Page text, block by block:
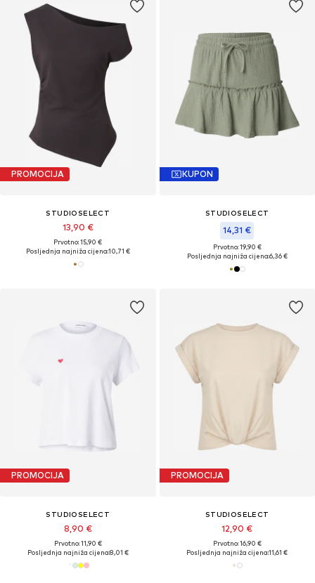
PROMOCIJA
STUDIOSELECT
13,90 €
Prvotno: 15,90 €
Posljednja najniža cijena:10,71 €
KUPON
STUDIOSELECT
14,31 €
Prvotno: 19,90 €
Posljednja najniža cijena:6,36 €
PROMOCIJA
STUDIOSELECT
8,90 €
Prvotno: 11,90 €
Posljednja najniža cijena:8,01 €
PROMOCIJA
STUDIOSELECT
12,90 €
Prvotno: 16,90 €
Posljednja najniža cijena:11,61 €